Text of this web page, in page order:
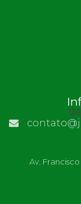
contato@jaborandi.ba.gov.br |
Av.